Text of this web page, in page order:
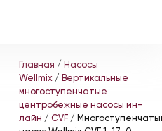
Главная / Насосы
Wellmix / Вертикальные
многоступенчатые
центробежные насосы ин-
лайн / CVF /